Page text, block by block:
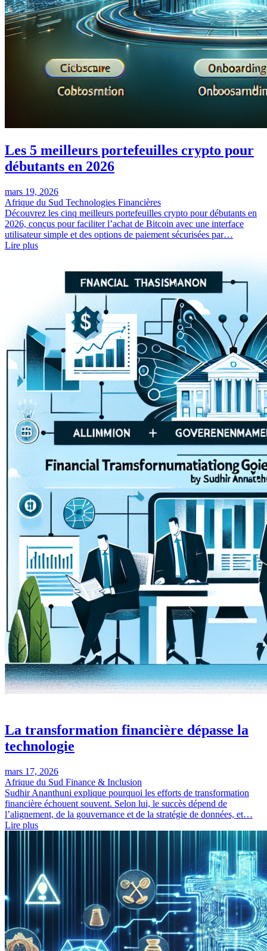
Les 5 meilleurs portefeuilles crypto pour
débutants en 2026
mars 19, 2026
Afrique du Sud Technologies Financières
Découvrez les cinq meilleurs portefeuilles crypto pour débutants en
2026, conçus pour faciliter l’achat de Bitcoin avec une interface
utilisateur simple et des options de paiement sécurisées par…
Lire plus
La transformation financière dépasse la
technologie
mars 17, 2026
Afrique du Sud Finance & Inclusion
Sudhir Ananthuni explique pourquoi les efforts de transformation
financière échouent souvent. Selon lui, le succès dépend de
l’alignement, de la gouvernance et de la stratégie de données, et…
Lire plus